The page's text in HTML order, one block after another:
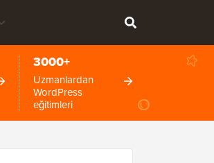
3000+
Uzmanlardan
WordPress
eğitimleri